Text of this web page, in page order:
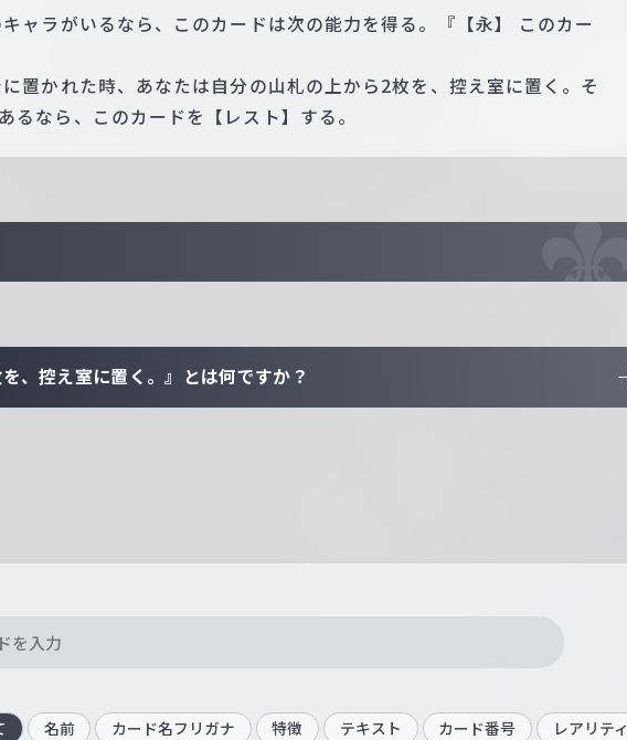
ャラがいるなら、このカードは次の能力を得る。『【永】 このカー
置かれた時、あなたは自分の山札の上から2枚を、控え室に置く。そ
るなら、このカードを【レスト】する。
、控え室に置く。』とは何ですか？
名前 カード名フリガナ 特徴 テキスト カード番号 レアリティ